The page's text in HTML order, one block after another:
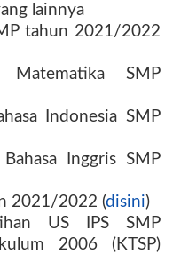
lainnya
tahun 2021/2022
Matematika SMP
Indonesia SMP
Inggris SMP
2021/2022 (disini)
US IPS SMP
2006 (KTSP)